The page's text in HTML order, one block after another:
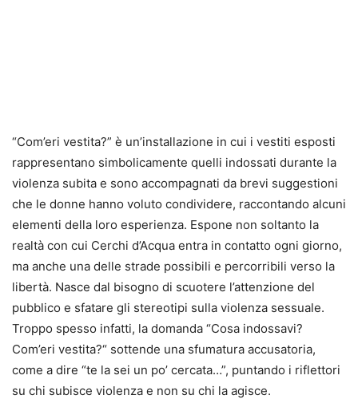
“Com’eri vestita?” è un’installazione in cui i vestiti esposti
rappresentano simbolicamente quelli indossati durante la
violenza subita e sono accompagnati da brevi suggestioni
che le donne hanno voluto condividere, raccontando alcuni
elementi della loro esperienza. Espone non soltanto la
realtà con cui Cerchi d’Acqua entra in contatto ogni giorno,
ma anche una delle strade possibili e percorribili verso la
libertà. Nasce dal bisogno di scuotere l’attenzione del
pubblico e sfatare gli stereotipi sulla violenza sessuale.
Troppo spesso infatti, la domanda “Cosa indossavi?
Com’eri vestita?“ sottende una sfumatura accusatoria,
come a dire “te la sei un po’ cercata…”, puntando i riflettori
su chi subisce violenza e non su chi la agisce.